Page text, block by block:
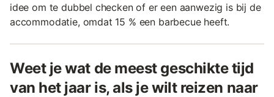
idee om te dubbel checken of er een aanwezig is bij de
accommodatie, omdat 15 % een barbecue heeft.
Weet je wat de meest geschikte tijd
van het jaar is, als je wilt reizen naar